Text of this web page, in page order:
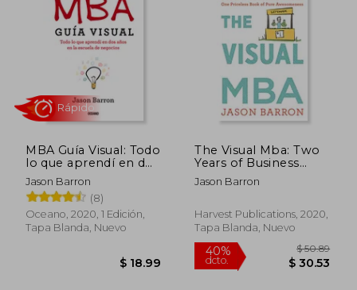
MBA Guía Visual: Todo
lo que aprendí en dos
años en la escuela de
negocios
Jason Barron
(8)
Oceano, 2020, 1 Edición,
Tapa Blanda, Nuevo
Rápido
The Visual Mba: Two
Years of Business
School Packed Into
one Priceless Book of
(en Inglés)
Jason Barron
Harvest Publications, 2020,
Tapa Blanda, Nuevo